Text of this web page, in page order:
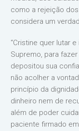
como a rejeição
considera um
“Cristine quer lutar
Supremo, para
depositou sua
não acolher a
princípio da
dinheiro nem de
além de poder
paciente firmado